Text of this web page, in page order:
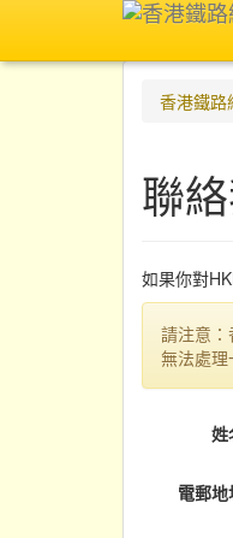
香港鐵路
聯
如果你對
請注意
無法處理
姓
電郵